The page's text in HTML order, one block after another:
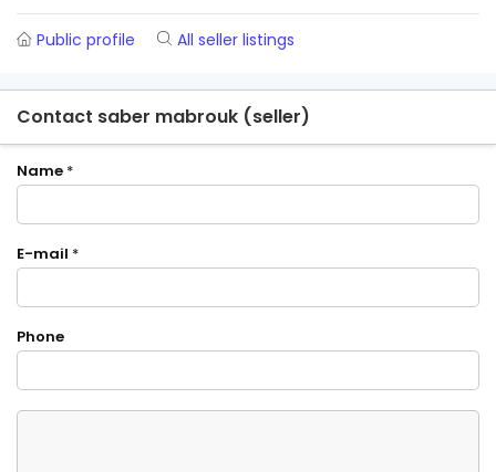
Public profile All seller listings
Contact saber mabrouk (seller)
Name *
E-mail *
Phone